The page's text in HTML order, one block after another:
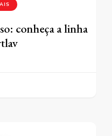
conheça a linha